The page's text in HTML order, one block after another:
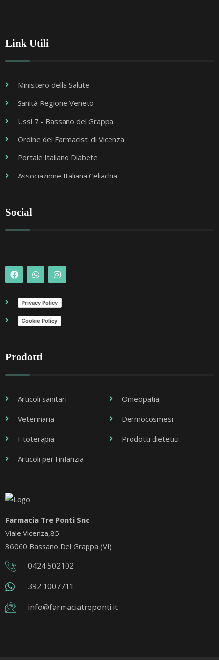
Link Utili
Ministero della Salute
Sanità Regione Veneto
Ussl 7 - Bassano del Grappa
Ordine dei Farmacisti di Vicenza
Portale Italiano Diabete
Associazione Italiana Celiachia
Social
Privacy Policy
Cookie Policy
Prodotti
Articoli sanitari Omeopatia
Veterinaria Dermocosmesi
Fitoterapia Prodotti dietetici
Articoli per l'infanzia
Farmacia Tre Ponti Snc
Viale Vicenza,85
36060 Bassano Del Grappa (VI)
0424 502102
392 1007711
info@farmaciatreponti.it